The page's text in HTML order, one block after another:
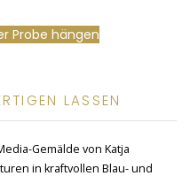
Probe hängen
LASSEN